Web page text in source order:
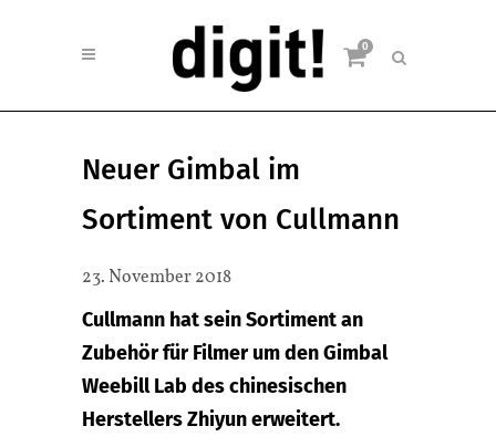
0
Neuer Gimbal im
Sortiment von Cullmann
23. November 2018
Cullmann hat sein Sortiment an
Zubehör für Filmer um den Gimbal
Weebill Lab des chinesischen
Herstellers Zhiyun erweitert.